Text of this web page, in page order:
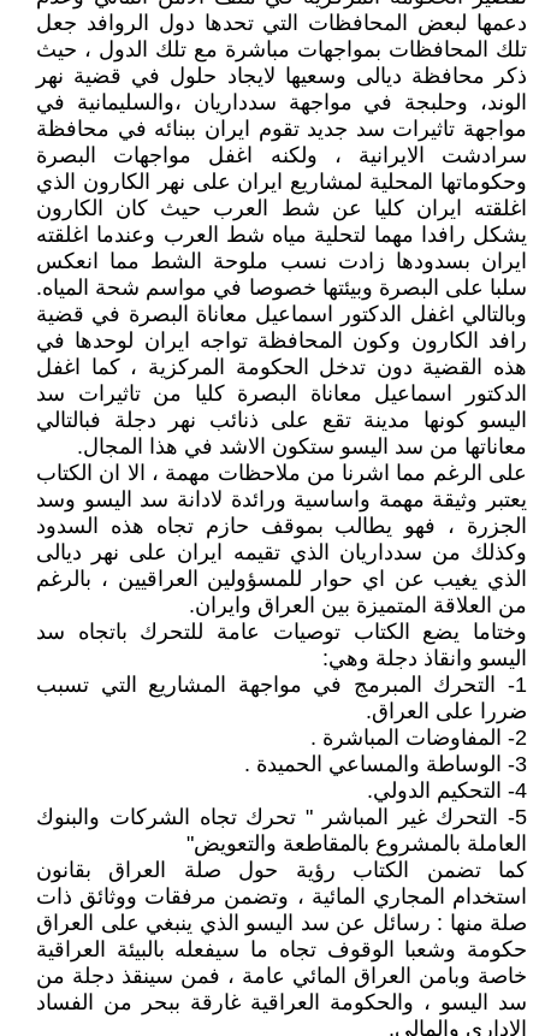
دعمها لبعض المحافظات التي تحدها دول الروافد جعل
تلك المحافظات بمواجهات مباشرة مع تلك الدول ، حيث
ذكر محافظة ديالى وسعيها لايجاد حلول في قضية نهر
الوند، وحلبجة في مواجهة سدداريان ،والسليمانية في
مواجهة تاثيرات سد جديد تقوم ايران ببنائه في محافظة
سرادشت الايرانية ، ولكنه اغفل مواجهات البصرة
وحكوماتها المحلية لمشاريع ايران على نهر الكارون الذي
اغلقته ايران كليا عن شط العرب حيث كان الكارون
يشكل رافدا مهما لتحلية مياه شط العرب وعندما اغلقته
ايران بسدودها زادت نسب ملوحة الشط مما انعكس
سلبا على البصرة وبيئتها خصوصا في مواسم شحة المياه.
وبالتالي اغفل الدكتور اسماعيل معاناة البصرة في قضية
رافد الكارون وكون المحافظة تواجه ايران لوحدها في
هذه القضية دون تدخل الحكومة المركزية ، كما اغفل
الدكتور اسماعيل معاناة البصرة كليا من تاثيرات سد
اليسو كونها مدينة تقع على ذنائب نهر دجلة فبالتالي
معاناتها من سد اليسو ستكون الاشد في هذا المجال.
على الرغم مما اشرنا من ملاحظات مهمة ، الا ان الكتاب
يعتبر وثيقة مهمة واساسية ورائدة لادانة سد اليسو وسد
الجزرة ، فهو يطالب بموقف حازم تجاه هذه السدود
وكذلك من سدداريان الذي تقيمه ايران على نهر ديالى
الذي يغيب عن اي حوار للمسؤولين العراقيين ، بالرغم
من العلاقة المتميزة بين العراق وايران.
وختاما يضع الكتاب توصيات عامة للتحرك باتجاه سد
اليسو وانقاذ دجلة وهي:
1- التحرك المبرمج في مواجهة المشاريع التي تسبب
ضررا على العراق.
2- المفاوضات المباشرة .
3- الوساطة والمساعي الحميدة .
4- التحكيم الدولي.
5- التحرك غير المباشر " تحرك تجاه الشركات والبنوك
العاملة بالمشروع بالمقاطعة والتعويض"
كما تضمن الكتاب رؤية حول صلة العراق بقانون
استخدام المجاري المائية ، وتضمن مرفقات ووثائق ذات
صلة منها : رسائل عن سد اليسو الذي ينبغي على العراق
حكومة وشعبا الوقوف تجاه ما سيفعله بالبيئة العراقية
خاصة وبامن العراق المائي عامة ، فمن سينقذ دجلة من
سد اليسو ، والحكومة العراقية غارقة ببحر من الفساد
الاداري والمالي.